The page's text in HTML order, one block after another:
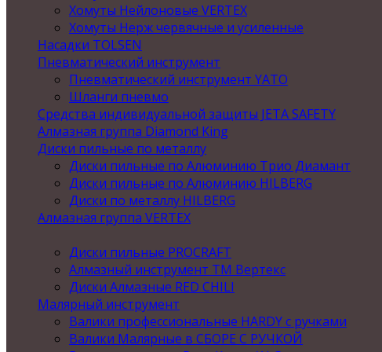
Хомуты Нейлоновые VERTEX
Хомуты Нерж червячные и усиленные
Насадки TOLSEN
Пневматический инструмент
Пневматический инструмент YATO
Шланги пневмо
Средства индивидуальной защиты JETA SAFETY
Алмазная группа Diamond King
Диски пильные по металлу
Диски пильные по Алюминию Трио Диамант
Диски пильные по Алюминию HILBERG
Диски по металлу HILBERG
Алмазная группа VERTEX
Диски пильные PROCRAFT
Алмазный инструмент ТМ Вертекс
Диски Алмазные RED CHILI
Малярный инструмент
Валики профессиональные HARDY с ручками
Валики Малярные в СБОРЕ С РУЧКОЙ